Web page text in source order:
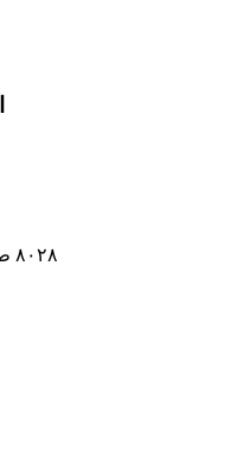
٨٠٢٨ طريق الدمام - الجبيل حي الفيحاء